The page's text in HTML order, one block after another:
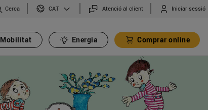
Cerca CAT Atenció al client Iniciar sessió
Mobilitat Energia Comprar online